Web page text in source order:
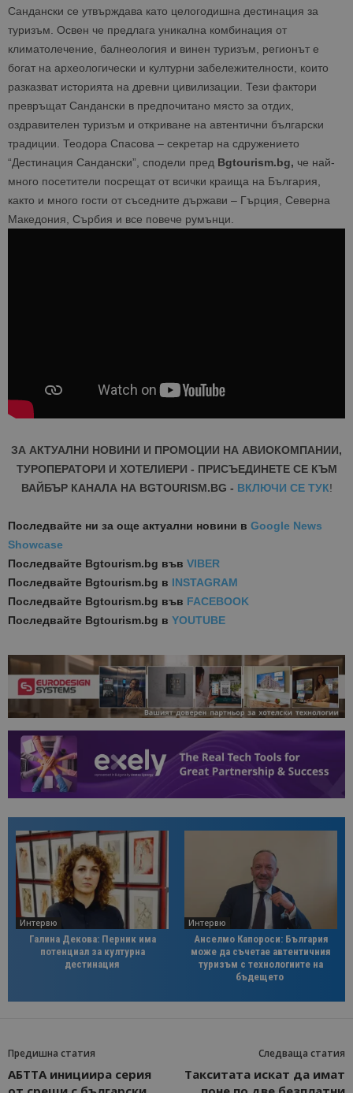
Сандански се утвърждава като целогодишна дестинация за
туризъм. Освен че предлага уникална комбинация от
климатолечение, балнеология и винен туризъм, регионът е
богат на археологически и културни забележителности, които
разказват историята на древни цивилизации. Тези фактори
превръщат Сандански в предпочитано място за отдих,
оздравителен туризъм и откриване на автентични български
традиции. Теодора Спасова – секретар на сдружението
“Дестинация Сандански”, сподели пред Bgtourism.bg, че най-
много посетители посрещат от всички краища на България,
както и много гости от съседните държави – Гърция, Северна
Македония, Сърбия и все повече румънци.
ЗА АКТУАЛНИ НОВИНИ И ПРОМОЦИИ НА АВИОКОМПАНИИ,
ТУРОПЕРАТОРИ И ХОТЕЛИЕРИ - ПРИСЪЕДИНЕТЕ СЕ КЪМ
ВАЙБЪР КАНАЛА НА BGTOURISM.BG - ВКЛЮЧИ СЕ ТУК!
Последвайте ни за още актуални новини в Google News
Showcase
Последвайте Bgtourism.bg във VIBER
Последвайте Bgtourism.bg в INSTAGRAM
Последвайте Bgtourism.bg във FACEBOOK
Последвайте Bgtourism.bg в YOUTUBE
Интервю
Галина Декова: Перник има
потенциал за културна
дестинация
Интервю
Анселмо Капороси: България
може да съчетае автентичния
туризъм с технологиите на
бъдещето
Предишна статия
АБТТА инициира серия
Следваща статия
Такситата искат да имат